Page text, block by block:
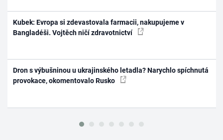
Kubek: Evropa si zdevastovala farmacii, nakupujeme v
Bangladéši. Vojtěch ničí zdravotnictví
Dron s výbušninou u ukrajinského letadla? Narychlo spíchnutá
provokace, okomentovalo Rusko